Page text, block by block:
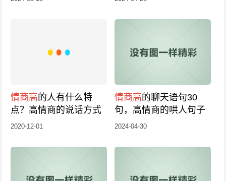
情商高的人有什么特
点？高情商的说话方式
2020-12-01
情商高的聊天语句30
句，高情商的哄人句子
2024-04-30